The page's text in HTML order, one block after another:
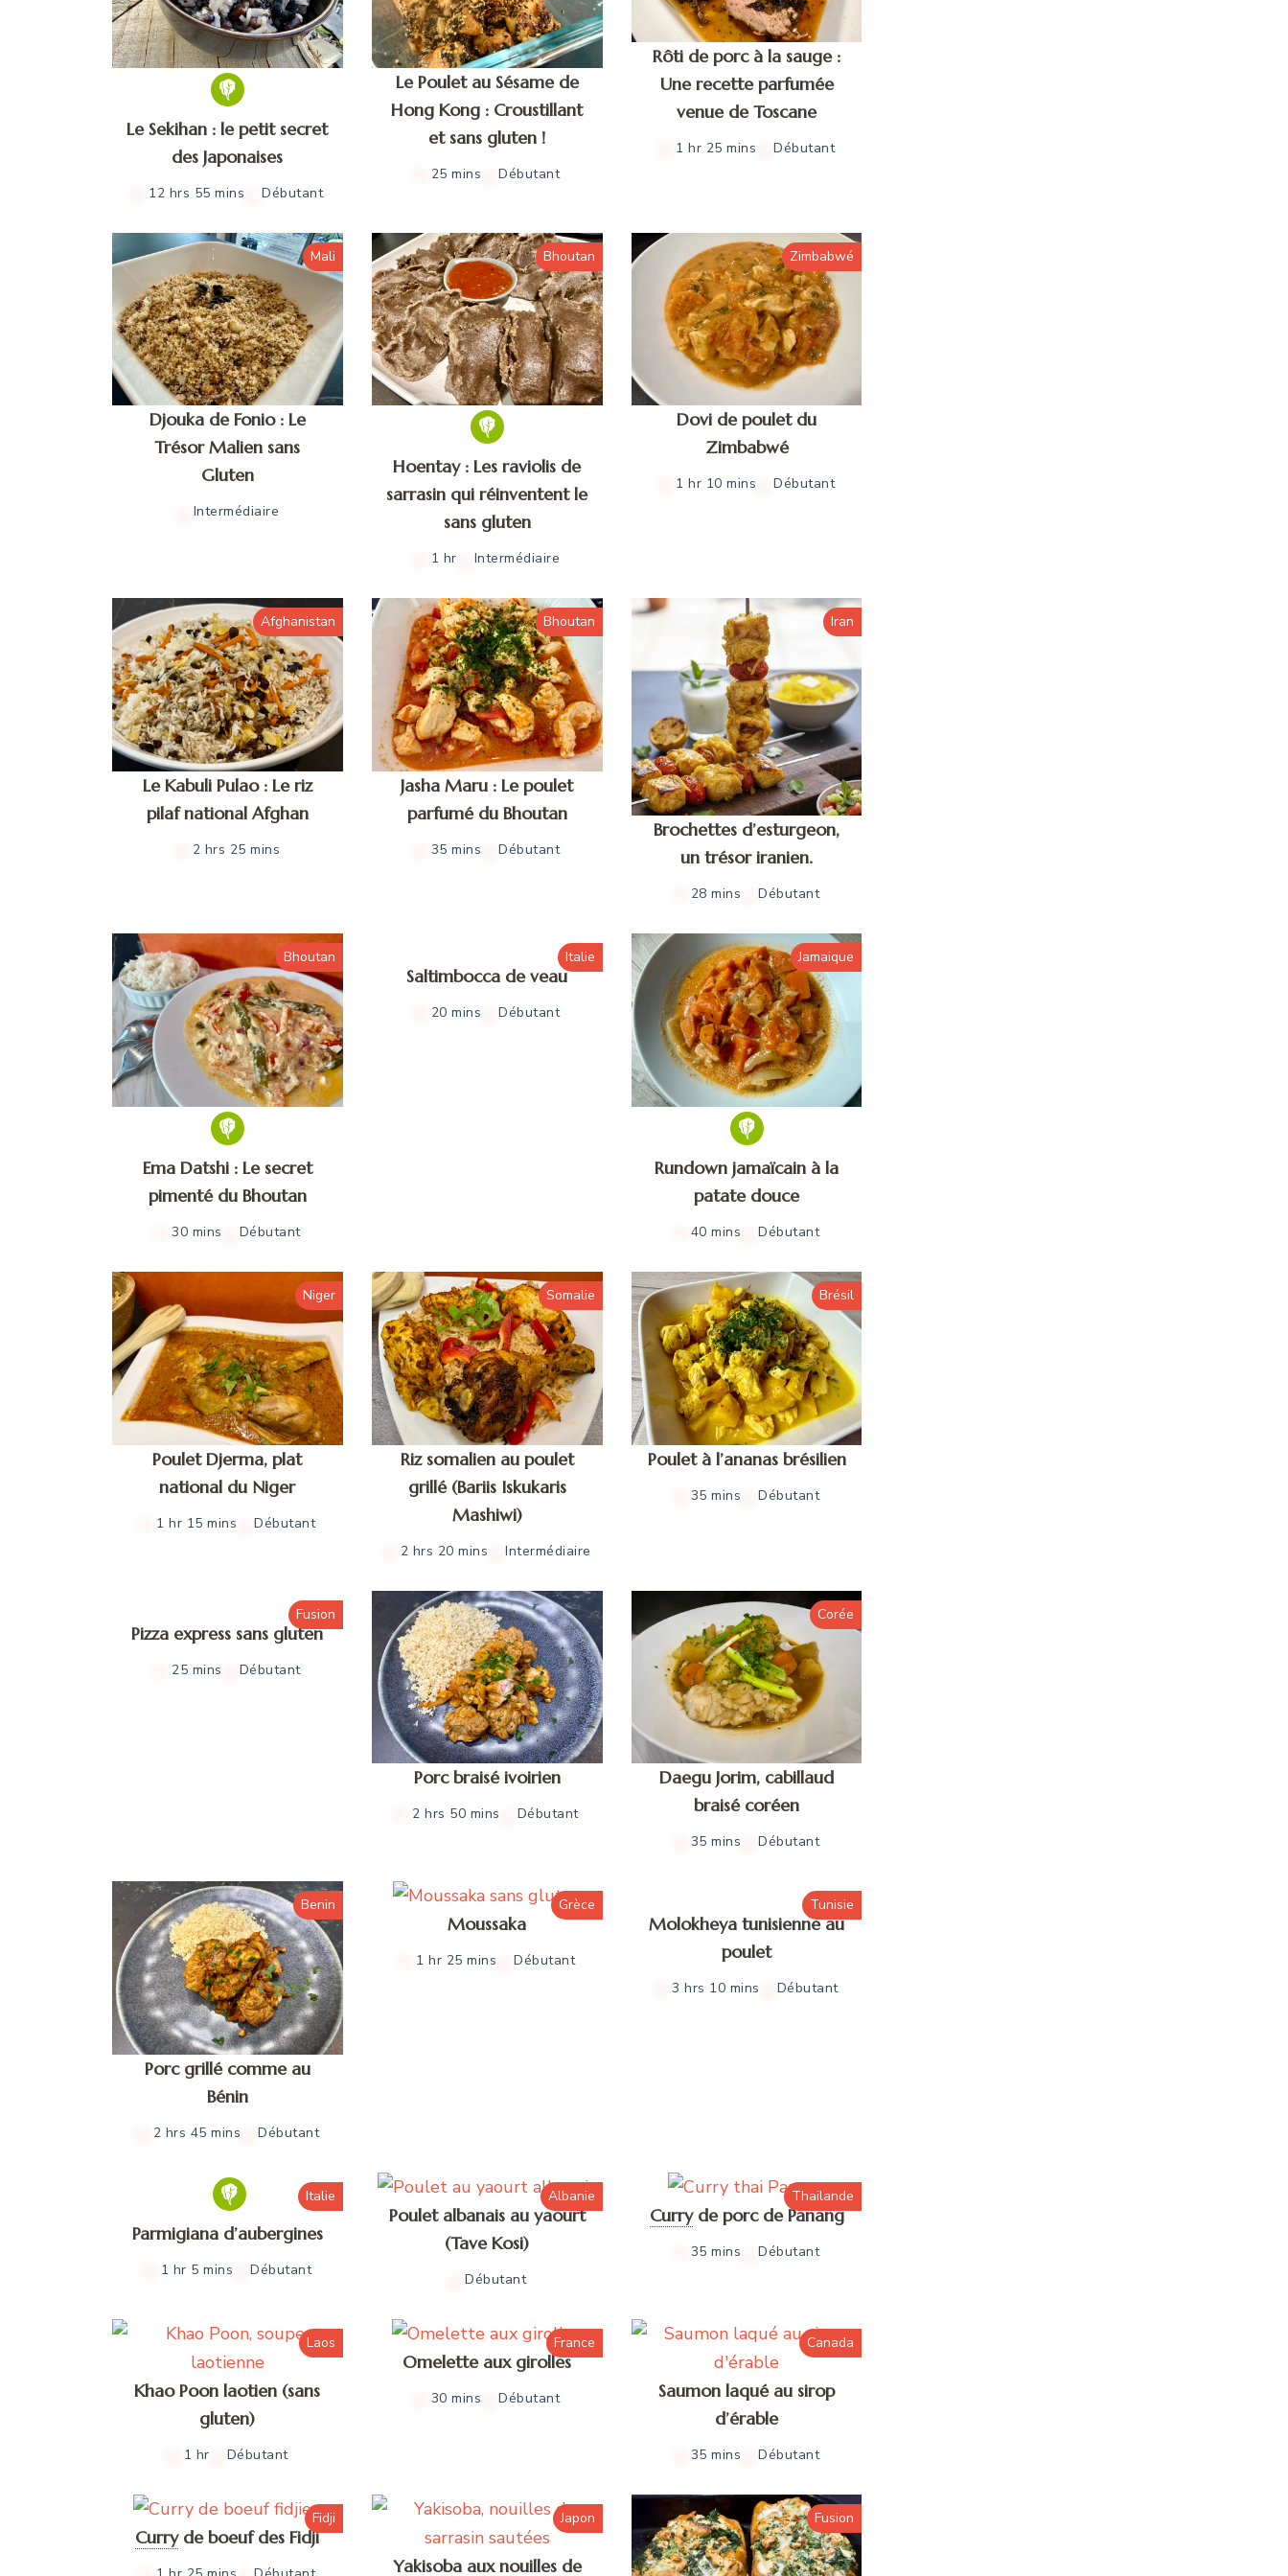
Le Sekihan : le petit secret
des Japonaises
12 hrs 55 mins Débutant
Le Poulet au Sésame de
Hong Kong : Croustillant
et sans gluten !
25 mins Débutant
Rôti de porc à la sauge :
Une recette parfumée
venue de Toscane
1 hr 25 mins Débutant
Mali
Djouka de Fonio : Le
Trésor Malien sans
Gluten
Intermédiaire
Bhoutan
Hoentay : Les raviolis de
sarrasin qui réinventent le
sans gluten
1 hr Intermédiaire
Zimbabwé
Dovi de poulet du
Zimbabwé
1 hr 10 mins Débutant
Afghanistan
Le Kabuli Pulao : Le riz
pilaf national Afghan
2 hrs 25 mins
Bhoutan
Jasha Maru : Le poulet
parfumé du Bhoutan
35 mins Débutant
Iran
Brochettes d’esturgeon,
un trésor iranien.
28 mins Débutant
Bhoutan
Ema Datshi : Le secret
pimenté du Bhoutan
30 mins Débutant
Italie
Saltimbocca de veau
20 mins Débutant
Jamaique
Rundown jamaïcain à la
patate douce
40 mins Débutant
Niger
Poulet Djerma, plat
national du Niger
1 hr 15 mins Débutant
Somalie
Riz somalien au poulet
grillé (Bariis Iskukaris
Mashiwi)
2 hrs 20 mins Intermédiaire
Brésil
Poulet à l’ananas brésilien
35 mins Débutant
Fusion
Pizza express sans gluten
25 mins Débutant
Porc braisé ivoirien
2 hrs 50 mins Débutant
Corée
Daegu Jorim, cabillaud
braisé coréen
35 mins Débutant
Benin
Porc grillé comme au
Bénin
2 hrs 45 mins Débutant
Grèce
Moussaka
1 hr 25 mins Débutant
Tunisie
Molokheya tunisienne au
poulet
3 hrs 10 mins Débutant
Italie
Parmigiana d’aubergines
1 hr 5 mins Débutant
Albanie
Poulet albanais au yaourt
(Tave Kosi)
Débutant
Thailande
Curry de porc de Panang
35 mins Débutant
Laos
Khao Poon laotien (sans
gluten)
1 hr Débutant
France
Omelette aux girolles
30 mins Débutant
Canada
Saumon laqué au sirop
d’érable
35 mins Débutant
Fidji
Curry de boeuf des Fidji
Japon
Yakisoba aux nouilles de
Fusion